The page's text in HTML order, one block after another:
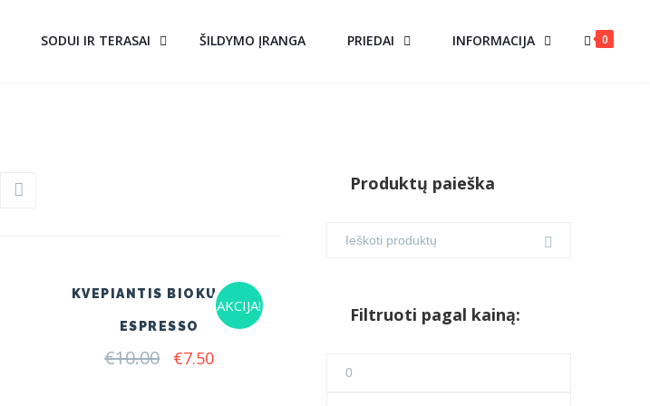
0
SODUI IR TERASAI ŠILDYMO ĮRANGA PRIEDAI INFORMACIJA
AKCIJA!
KVEPIANTIS BIOKURAS
ESPRESSO
€10.00 Original
€7.50Current
Produktų paieška
Filtruoti pagal kainą: